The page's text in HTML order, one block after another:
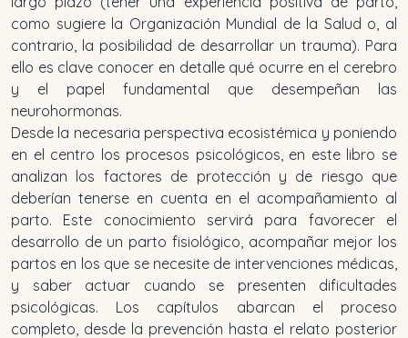
como sugiere la Organización Mundial de la Salud o, al
contrario, la posibilidad de desarrollar un trauma). Para
ello es clave conocer en detalle qué ocurre en el cerebro
y el papel fundamental que desempeñan las
neurohormonas.
Desde la necesaria perspectiva ecosistémica y poniendo
en el centro los procesos psicológicos, en este libro se
analizan los factores de protección y de riesgo que
deberían tenerse en cuenta en el acompañamiento al
parto. Este conocimiento servirá para favorecer el
desarrollo de un parto fisiológico, acompañar mejor los
partos en los que se necesite de intervenciones médicas,
y saber actuar cuando se presenten dificultades
psicológicas. Los capítulos abarcan el proceso
completo, desde la prevención hasta el relato posterior